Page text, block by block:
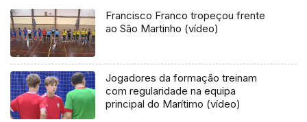
Francisco Franco tropeçou frente
ao São Martinho (vídeo)
Jogadores da formação treinam
com regularidade na equipa
principal do Marítimo (vídeo)